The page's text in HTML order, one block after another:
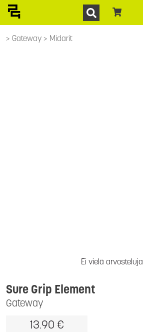
Gateway Midarit
Ei vielä arvosteluja
Gateway
Sure Grip Element
13.90 €